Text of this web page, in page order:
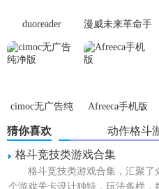
集能量块，强化英雄，并成
3. 赏金猎人：3V3对战模式，
星。不断地击倒敌人，一步一
险柜为目标。在限定时间内率
5. 乱斗足球：3V3对战模式，
需要攻入两球或领先对手进球
荒野乱斗紫色服游戏攻略
duoreader
漫威未来革命手
cimoc无广告纯
净版
Afreeca手机版
猜你喜欢
动作格斗
格斗竞技类游戏合集
格斗竞技类游戏合集，汇聚
个游戏关卡设计独特，玩法多样